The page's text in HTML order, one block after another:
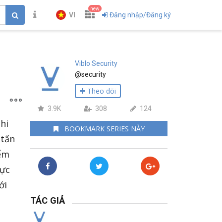
VI
new
Đăng nhập/Đăng ký
Viblo Security
@security
Theo dõi
3.9K 308 124
BOOKMARK SERIES NÀY
TÁC GIẢ